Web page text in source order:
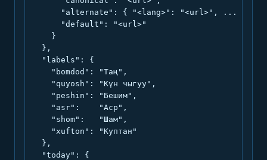
      "alternate": { "<lang>": "<url>", ... },
      "default": "<url>"
    }
  },
  "labels": {
    "bomdod": "Таң",
    "quyosh": "Күн чыгуу",
    "peshin": "Бешим",
    "asr":    "Аср",
    "shom":   "Шам",
    "xufton": "Куптан"
  },
  "today": {